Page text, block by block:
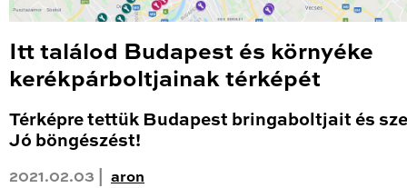
Itt találod Budapest és környéke
kerékpárboltjainak térképét
Térképre tettük Budapest bringaboltjait és
Jó böngészést!
2021.02.03 | aron